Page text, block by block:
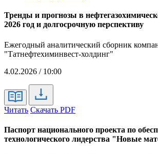
Тренды и прогнозы в
2026 год и долгосрочную перспективу
Ежегодный аналитический сборник
"Татнефтехиминвест-холдинг"
4.02.2026 / 10:00
Читать Скачать PDF
Паспорт национального проекта по
технологического лидерства "Новые